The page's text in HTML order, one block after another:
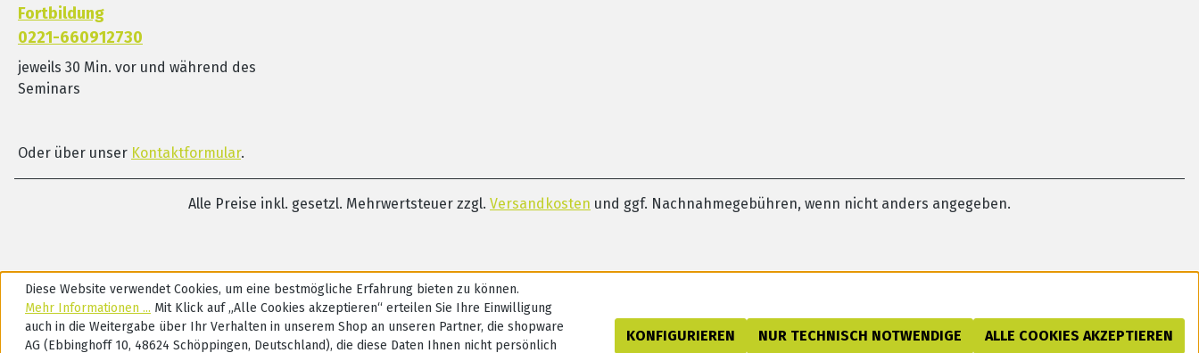
Fortbildung
0221-660912730
jeweils 30 Min. vor und während des
Seminars
Oder über unser Kontaktformular.
Alle Preise inkl. gesetzl. Mehrwertsteuer zzgl. Versandkosten und ggf. Nachnahmegebühren, wenn nicht anders angegeben.
Diese Website verwendet Cookies, um eine bestmögliche Erfahrung bieten zu können.
Mehr Informationen ... Mit Klick auf „Alle Cookies akzeptieren“ erteilen Sie Ihre Einwilligung
auch in die Weitergabe über Ihr Verhalten in unserem Shop an unseren Partner, die shopware
AG (Ebbinghoff 10, 48624 Schöppingen, Deutschland), die diese Daten Ihnen nicht persönlich
NUR TECHNISCH NOTWENDIGE
KONFIGURIEREN ALLE COOKIES AKZEPTIEREN